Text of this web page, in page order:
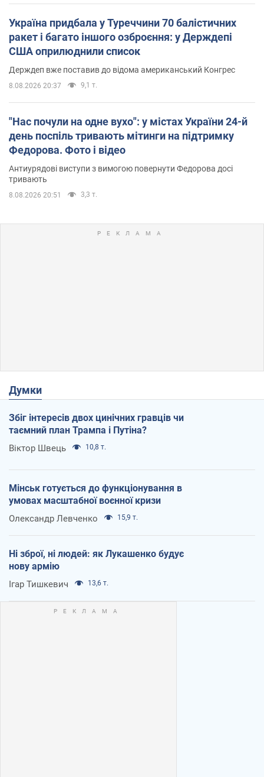
Україна придбала у Туреччини 70 балістичних
ракет і багато іншого озброєння: у Держдепі
США оприлюднили список
Держдеп вже поставив до відома американський Конгрес
8.08.2026 20:37 9,1 т.
"Нас почули на одне вухо": у містах України 24-й
день поспіль тривають мітинги на підтримку
Федорова. Фото і відео
Антиурядові виступи з вимогою повернути Федорова досі
тривають
8.08.2026 20:51 3,3 т.
Думки
Збіг інтересів двох цинічних гравців чи
таємний план Трампа і Путіна?
Віктор Швець 10,8 т.
Мінськ готується до функціонування в
умовах масштабної воєнної кризи
Олександр Левченко 15,9 т.
Ні зброї, ні людей: як Лукашенко будує
нову армію
Ігар Тишкевич 13,6 т.